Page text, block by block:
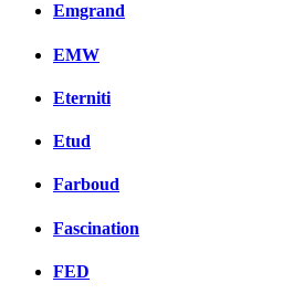
Emgrand
EMW
Eterniti
Etud
Farboud
Fascination
FED